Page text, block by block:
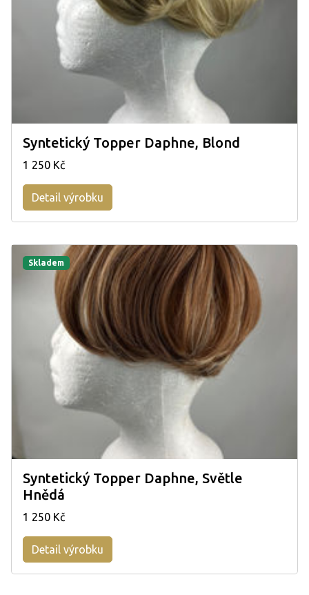
Syntetický Topper Daphne, Blond
1 250 Kč
Detail výrobku
Skladem
Syntetický Topper Daphne, Světle
Hnědá
1 250 Kč
Detail výrobku